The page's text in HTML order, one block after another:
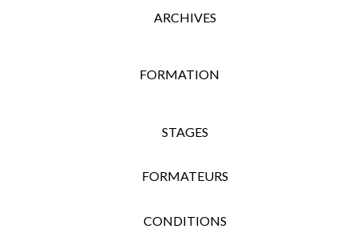
ARCHIVES
FORMATION
STAGES
FORMATEURS
CONDITIONS